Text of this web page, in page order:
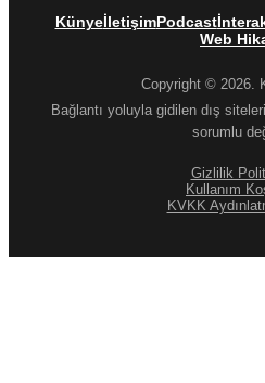
KünyeİletişimPodcast
Web
Copyright © 2026.
Bağlantı yoluyla gidilen dış
sorumlu
Gizlilik
Kullanım
KVKK